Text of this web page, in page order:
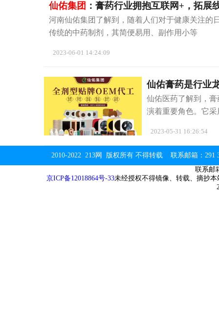
仙佑集团 ：膏药行业拥抱互联网+，拓展
河南仙佑集团了解到，随着人们对于健康关注的
传统的中药制剂，其简便易用、副作用小等
2023-06-01 14:24:09
仙佑膏药是行业
仙佑医药了解到，
演着重要角色。它
2023-05-31 16:26:54
2010-2022 213网 版权所有 不得转载 联系邮箱：291
联系邮
京ICP备12018864号-33未经授权不得镜像、转载、摘抄